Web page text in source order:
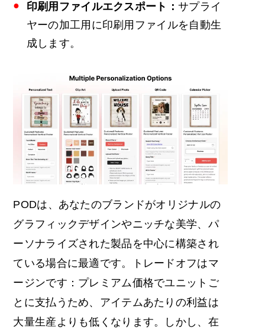
印刷用ファイルエクスポート： サプライ
ヤーの加工用に印刷用ファイルを自動生
成します。
PODは、あなたのブランドがオリジナルの
グラフィックデザインやニッチな美学、パ
ーソナライズされた製品を中心に構築され
ている場合に最適です。トレードオフはマ
ージンです：プレミアム価格でユニットご
とに支払うため、アイテムあたりの利益は
大量生産よりも低くなります。しかし、在